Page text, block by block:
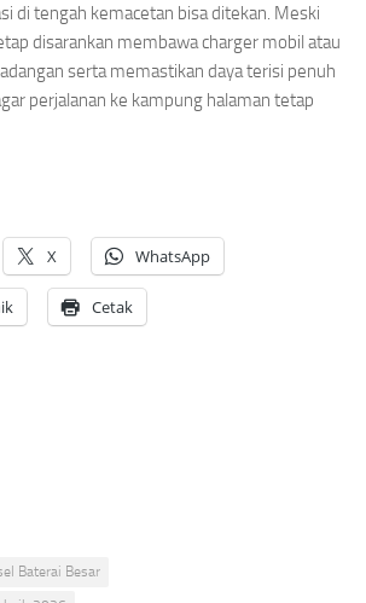
di tengah kemacetan bisa ditekan. Meski
disarankan membawa charger mobil atau
serta memastikan daya terisi penuh
perjalanan ke kampung halaman tetap
X WhatsApp
Cetak
Baterai Besar